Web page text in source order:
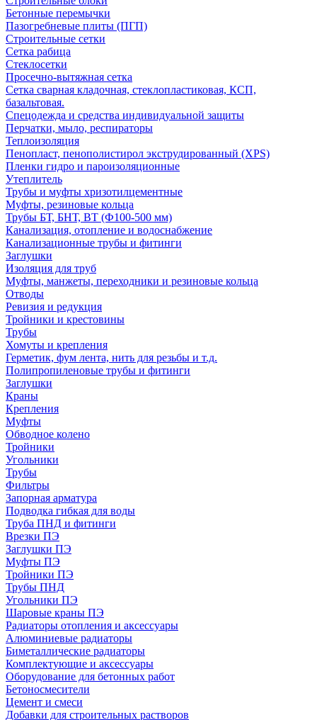
Бетонные перемычки
Пазогребневые плиты (ПГП)
Строительные сетки
Сетка рабица
Стеклосетки
Просечно-вытяжная сетка
Сетка сварная кладочная, стеклопластиковая, КСП,
базальтовая.
Спецодежда и средства индивидуальной защиты
Перчатки, мыло, респираторы
Теплоизоляция
Пенопласт, пенополистирол экструдированный (XPS)
Пленки гидро и пароизоляционные
Утеплитель
Трубы и муфты хризотилцементные
Муфты, резиновые кольца
Трубы БТ, БНТ, ВТ (Ф100-500 мм)
Канализация, отопление и водоснабжение
Канализационные трубы и фитинги
Заглушки
Изоляция для труб
Муфты, манжеты, переходники и резиновые кольца
Отводы
Ревизия и редукция
Тройники и крестовины
Трубы
Хомуты и крепления
Герметик, фум лента, нить для резьбы и т.д.
Полипропиленовые трубы и фитинги
Заглушки
Краны
Крепления
Муфты
Обводное колено
Тройники
Угольники
Трубы
Фильтры
Запорная арматура
Подводка гибкая для воды
Труба ПНД и фитинги
Врезки ПЭ
Заглушки ПЭ
Муфты ПЭ
Тройники ПЭ
Трубы ПНД
Угольники ПЭ
Шаровые краны ПЭ
Радиаторы отопления и аксессуары
Алюминиевые радиаторы
Биметаллические радиаторы
Комплектующие и аксессуары
Оборудование для бетонных работ
Бетоносмесители
Цемент и смеси
Добавки для строительных растворов